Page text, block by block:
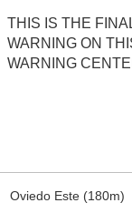
THIS IS THE
WARNING ON
WARNING
Oviedo Este (180m)